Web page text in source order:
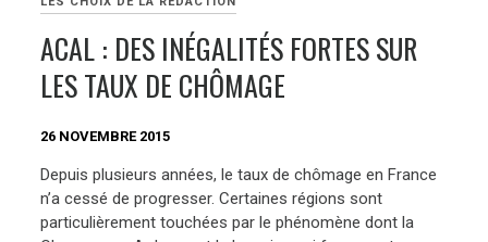
ACAL : DES INÉGALITÉS FORTES SUR
LES TAUX DE CHÔMAGE
26 NOVEMBRE 2015
Depuis plusieurs années, le taux de chômage en France
n’a cessé de progresser. Certaines régions sont
particulièrement touchées par le phénomène dont la